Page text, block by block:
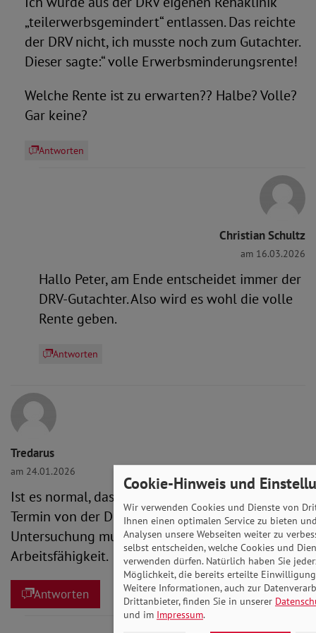
„teilerwerbsgemindert“ entlassen. Das reichte
der DRV nicht, ich musste noch zum Gutachter.
Dieser sagte:“ volle Erwerbsminderungsrente!
Welche Rente ist zu erwarten?? Halbe? Volle?
Gar keine?
Antworten
Christian Schultz
am 16.03.2026
Hallo Peter, am Ende entscheidet immer der
DRV-Gutachter. Also wird es wohl die volle
Rente geben.
Antworten
Tredarus
am 24.01.2026
Ist es normal, das man nach dem Gutachter
Termin von der DRV noch zu einer Amtsärztlichen
Untersuchung muss, Zwecks Feststellung
Arbeitsfähigkeit.
Antworten
Cookie-Hinweis und
Wir verwenden Cookies und Dienste von
Ihnen einen optimalen Service zu bieten
Analysen unsere Webseiten weiter zu
selbst entscheiden, welche Cookies und
verwenden dürfen. Natürlich haben Sie
Möglichkeit, die bereits erteilte
Weitere Informationen, auch zur
Drittanbieter, finden Sie in unserer
und im Impressum.